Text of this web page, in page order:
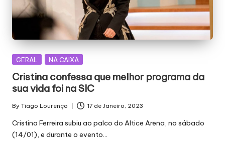
Posted
GERAL NA CAIXA
Cristina confessa que melhor programa da
sua vida foi na SIC
Posted
by
By Tiago Lourenço 17 de Janeiro, 2023
Cristina Ferreira subiu ao palco do Altice Arena, no sábado
(14/01), e durante o evento…